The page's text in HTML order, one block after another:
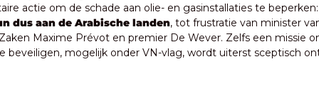
actie om de schade aan olie- en gasinstallaties te
dus aan de Arabische landen, tot frustratie van minister
Maxime Prévot en premier De Wever. Zelfs een missie
beveiligen, mogelijk onder VN-vlag, wordt uiterst sceptisch